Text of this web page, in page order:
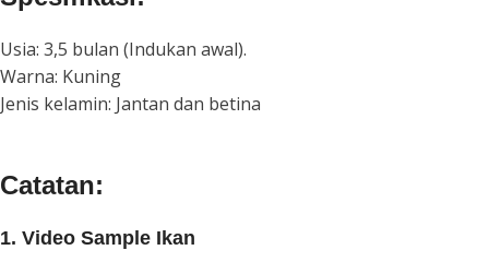
Usia: 3,5 bulan (Indukan awal).
Warna: Kuning
Jenis kelamin: Jantan dan betina
Catatan:
1. Video Sample Ikan